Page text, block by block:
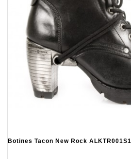
Botines Tacon New Rock ALKTR001S1